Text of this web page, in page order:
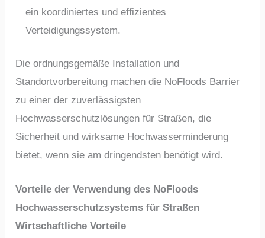
ein koordiniertes und effizientes
Verteidigungssystem.
Die ordnungsgemäße Installation und
Standortvorbereitung machen die NoFloods Barrier
zu einer der zuverlässigsten
Hochwasserschutzlösungen für Straßen, die
Sicherheit und wirksame Hochwasserminderung
bietet, wenn sie am dringendsten benötigt wird.
Vorteile der Verwendung des NoFloods
Hochwasserschutzsystems für Straßen
Wirtschaftliche Vorteile